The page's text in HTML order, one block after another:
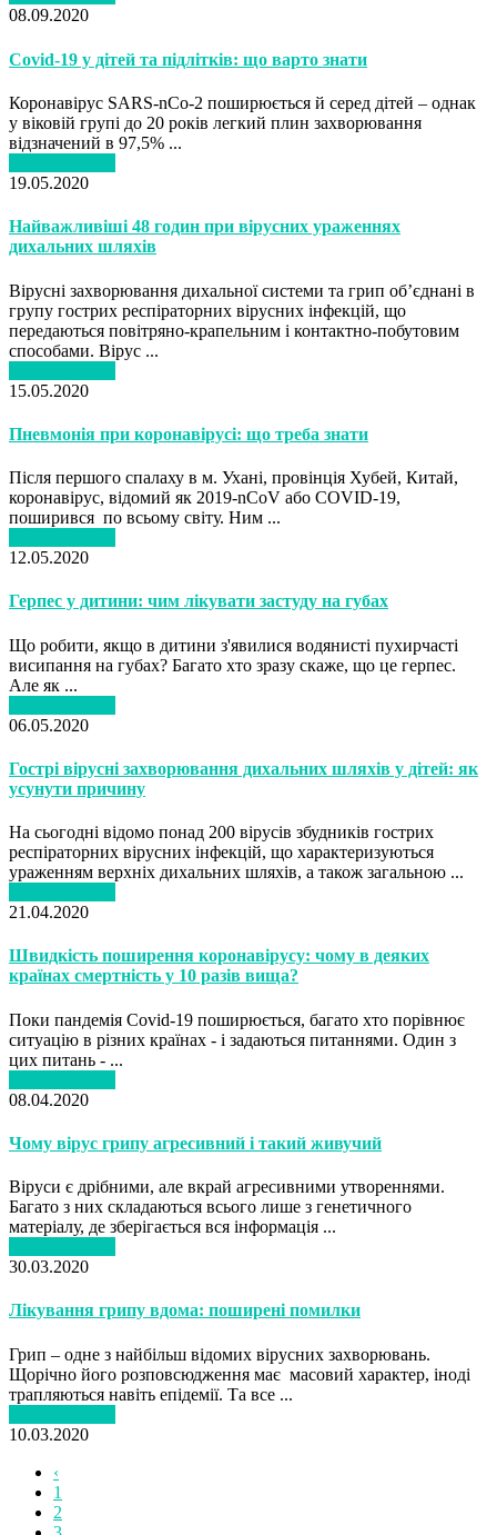
08.09.2020
Сovid-19 у дітей та підлітків: що варто знати
Коронавірус SARS-nCo-2 поширюється й серед дітей – однак
у віковій групі до 20 років легкий плин захворювання
відзначений в 97,5% ...
19.05.2020
Найважливіші 48 годин при вірусних ураженнях
дихальних шляхів
Вірусні захворювання дихальної системи та грип об’єднані в
групу гострих респіраторних вірусних інфекцій, що
передаються повітряно-крапельним і контактно-побутовим
способами. Вірус ...
15.05.2020
Пневмонія при коронавірусі: що треба знати
Після першого спалаху в м. Ухані, провінція Хубей, Китай,
коронавірус, відомий як 2019-nCoV або COVID-19,
поширився по всьому світу. Ним ...
12.05.2020
Герпес у дитини: чим лікувати застуду на губах
Що робити, якщо в дитини з'явилися водянисті пухирчасті
висипання на губах? Багато хто зразу скаже, що це герпес.
Але як ...
06.05.2020
Гострі вірусні захворювання дихальних шляхів у дітей: як
усунути причину
На сьогодні відомо понад 200 вірусів збудників гострих
респіраторних вірусних інфекцій, що характеризуються
ураженням верхніх дихальних шляхів, а також загальною ...
21.04.2020
Швидкість поширення коронавірусу: чому в деяких
країнах смертність у 10 разів вища?
Поки пандемія Covid-19 поширюється, багато хто порівнює
ситуацію в різних країнах - і задаються питаннями. Один з
цих питань - ...
08.04.2020
Чому вірус грипу агресивний і такий живучий
Віруси є дрібними, але вкрай агресивними утвореннями.
Багато з них складаються всього лише з генетичного
матеріалу, де зберігається вся інформація ...
30.03.2020
Лікування грипу вдома: поширені помилки
Грип – одне з найбільш відомих вірусних захворювань.
Щорічно його розповсюдження має масовий характер, іноді
трапляються навіть епідемії. Та все ...
10.03.2020
‹
1
2